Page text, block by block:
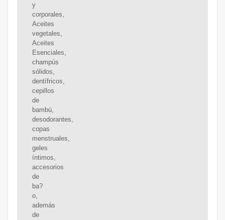
y
corporales,
Aceites
vegetales,
Aceites
Esenciales,
champús
sólidos,
dentífricos,
cepillos
de
bambú,
desodorantes,
copas
menstruales,
geles
íntimos,
accesorios
de
ba?
o,
además
de